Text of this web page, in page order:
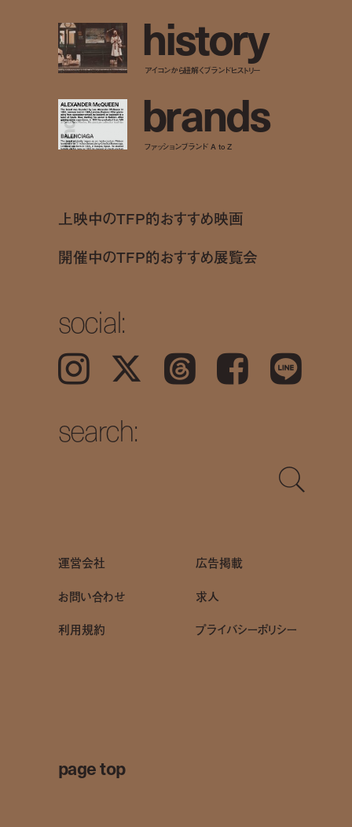
history
アイコンから紐解くブランドヒストリー
brands
ファッションブランド A to Z
上映中のTFP的おすすめ映画
開催中のTFP的おすすめ展覧会
social:
Instagram 𝕏 Threads Facebook LINE
search:
運営会社
広告掲載
お問い合わせ
求人
利用規約 プライバシーポリシー
page top